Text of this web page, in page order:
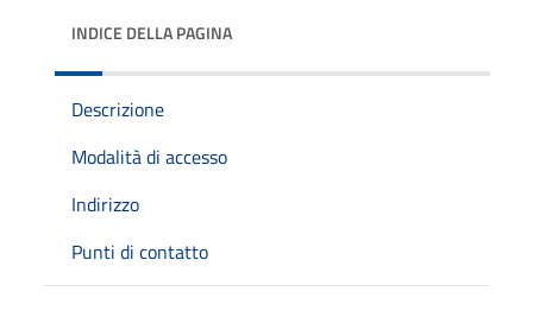
INDICE DELLA PAGINA
Descrizione
Modalità di accesso
Indirizzo
Punti di contatto